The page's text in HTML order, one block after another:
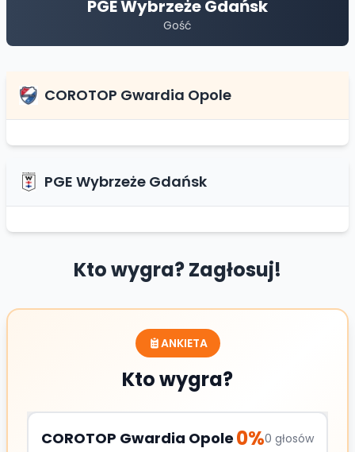
PGE Wybrzeże Gdańsk
Gość
COROTOP Gwardia Opole
PGE Wybrzeże Gdańsk
Kto wygra? Zagłosuj!
ANKIETA
Kto wygra?
COROTOP Gwardia Opole 0%0 głosów